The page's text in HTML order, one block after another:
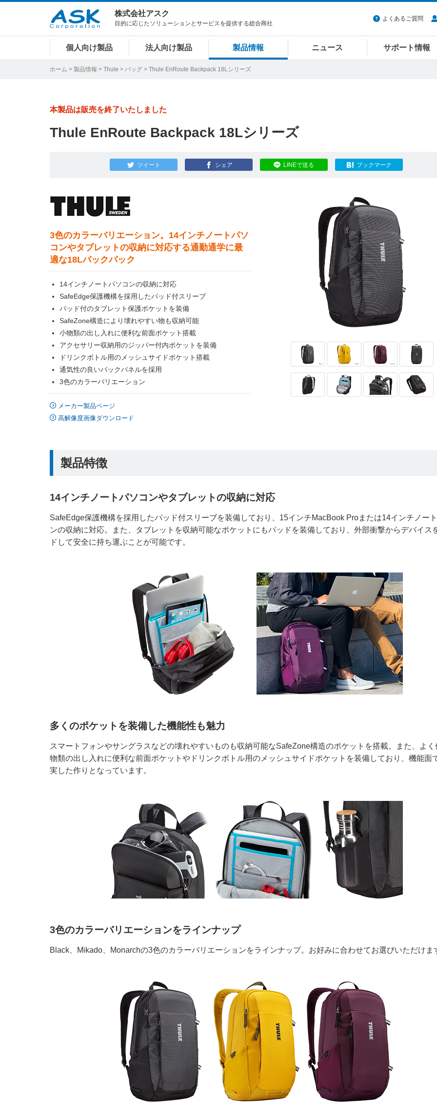
株式会社アスク
目的に応じたソリューションとサービスを提供する総合商社
よくあるご質問
個人向け製品 法人向け製品 製品情報 ニュース サポート情報
ホーム > 製品情報 > Thule > バッグ > Thule EnRoute Backpack 18Lシリーズ
本製品は販売を終了いたしました
Thule EnRoute Backpack 18Lシリーズ
ツイート シェア LINEで送る ブックマーク
3色のカラーバリエーション。14インチノートパソ
コンやタブレットの収納に対応する通勤通学に最
適な18Lバックパック
14インチノートパソコンの収納に対応
SafeEdge保護機構を採用したパッド付スリーブ
パッド付のタブレット保護ポケットを装備
SafeZone構造により壊れやすい物も収納可能
小物類の出し入れに便利な前面ポケット搭載
アクセサリー収納用のジッパー付内ポケットを装備
ドリンクボトル用のメッシュサイドポケット搭載
通気性の良いバックパネルを採用
3色のカラーバリエーション
メーカー製品ページ
高解像度画像ダウンロード
製品特徴
14インチノートパソコンやタブレットの収納に対応
SafeEdge保護機構を採用したパッド付スリーブを装備しており、15インチMacBook Proまたは14インチノー
ンの収納に対応。また、タブレットを収納可能なポケットにもパッドを装備しており、外部衝撃からデバイス
ドして安全に持ち運ぶことが可能です。
多くのポケットを装備した機能性も魅力
スマートフォンやサングラスなどの壊れやすいものも収納可能なSafeZone構造のポケットを搭載。また、よく
物類の出し入れに便利な前面ポケットやドリンクボトル用のメッシュサイドポケットを装備しており、機能面
実した作りとなっています。
3色のカラーバリエーションをラインナップ
Black、Mikado、Monarchの3色のカラーバリエーションをラインナップ。お好みに合わせてお選びいただけま